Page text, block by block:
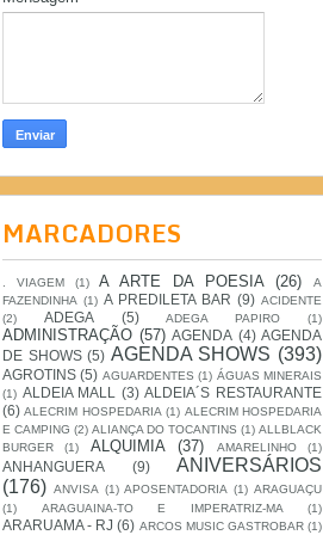
MARCADORES
. VIAGEM (1) A ARTE DA POESIA (26)
A
FAZENDINHA (1) A PREDILETA BAR (9) ACIDENTE
(2)
ADEGA (5) ADEGA PAPIRO (1)
ADMINISTRAÇÃO (57) AGENDA (4) AGENDA
DE SHOWS (5) AGENDA SHOWS (393)
AGROTINS (5) AGUARDENTES (1) ÁGUAS MINERAIS
(1) ALDEIA MALL (3) ALDEIA´S RESTAURANTE
(6) ALECRIM HOSPEDARIA (1) ALECRIM HOSPEDARIA
E CAMPING (2) ALIANÇA DO TOCANTINS (1) ALLBLACK
BURGER
(1) ALQUIMIA (37) AMARELINHO (1)
ANHANGUERA (9)
ANIVERSÁRIOS
(176) ANVISA (1) APOSENTADORIA (1) ARAGUAÇU
(1)
ARAGUAINA-TO E IMPERATRIZ-MA (1)
ARARUAMA - RJ (6) ARCOS MUSIC GASTROBAR (1)